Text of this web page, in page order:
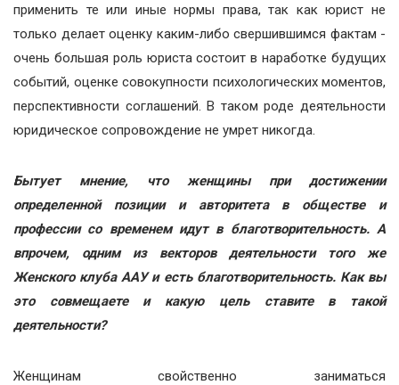
применить те или иные нормы права, так как юрист не
только делает оценку каким-либо свершившимся фактам -
очень большая роль юриста состоит в наработке будущих
событий, оценке совокупности психологических моментов,
перспективности соглашений. В таком роде деятельности
юридическое сопровождение не умрет никогда.
Бытует мнение, что женщины при достижении
определенной позиции и авторитета в обществе и
профессии со временем идут в благотворительность. А
впрочем, одним из векторов деятельности того же
Женского клуба ААУ и есть благотворительность. Как вы
это совмещаете и какую цель ставите в такой
деятельности?
Женщинам свойственно заниматься